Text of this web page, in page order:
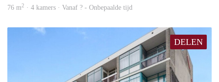
76 m2 · 4 kamers · Vanaf ? - Onbepaalde tijd
DELEN